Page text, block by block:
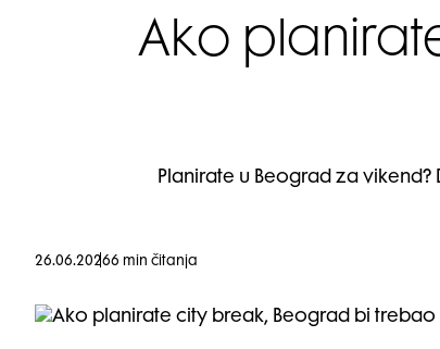
Ako
Planirate u Beograd za
26.06.20266 min čitanja